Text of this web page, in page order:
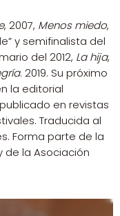
, 2007, Menos miedo,
y semifinalista del
del 2012, La hija,
. 2019. Su próximo
la editorial
en revistas
Traducida al
Forma parte de la
de la Asociación